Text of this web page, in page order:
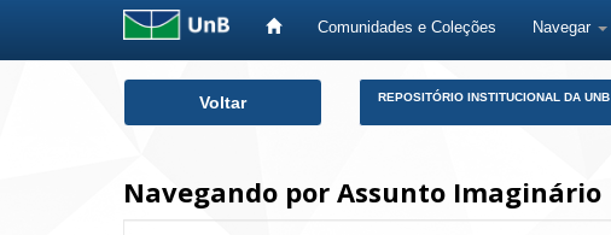
Comunidades e Coleções Navegar
Voltar REPOSITÓRIO INSTITUCIONAL DA UNB
Navegando por Assunto Imaginário